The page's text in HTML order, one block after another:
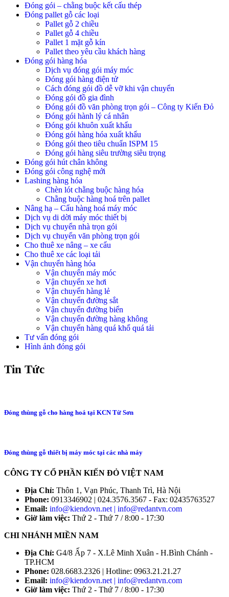
Đóng gói – chằng buộc kết cấu thép
Đóng pallet gỗ các loại
Pallet gỗ 2 chiều
Pallet gỗ 4 chiều
Pallet 1 mặt gỗ kín
Pallet theo yêu cầu khách hàng
Đóng gói hàng hóa
Dịch vụ đóng gói máy móc
Đóng gói hàng điện tử
Cách đóng gói đồ dễ vỡ khi vận chuyển
Đóng gói đồ gia đình
Đóng gói đồ văn phòng trọn gói – Công ty Kiến Đỏ
Đóng gói hành lý cá nhân
Đóng gói khuôn xuất khẩu
Đóng gói hàng hóa xuất khẩu
Đóng gói theo tiêu chuẩn ISPM 15
Đóng gói hàng siêu trường siêu trọng
Đóng gói hút chân không
Đóng gói công nghệ mới
Lashing hàng hóa
Chèn lót chằng buộc hàng hóa
Chằng buộc hàng hoá trên pallet
Nâng hạ – Cẩu hàng hoá máy móc
Dịch vụ di dời máy móc thiết bị
Dịch vụ chuyển nhà trọn gói
Dịch vụ chuyển văn phòng trọn gói
Cho thuê xe nâng – xe cẩu
Cho thuê xe các loại tải
Vận chuyển hàng hóa
Vận chuyển máy móc
Vận chuyển xe hơi
Vận chuyển hàng lẻ
Vận chuyển đường sắt
Vận chuyển đường biển
Vận chuyển đường hàng không
Vận chuyển hàng quá khổ quá tải
Tư vấn đóng gói
Hình ảnh đóng gói
Tin Tức
Đóng thùng gỗ cho hàng hoá tại KCN Từ Sơn
Đóng thùng gỗ thiết bị máy móc tại các nhà máy
CÔNG TY CỔ PHẦN KIẾN ĐỎ VIỆT NAM
Địa Chỉ: Thôn 1, Vạn Phúc, Thanh Trì, Hà Nội
Phone: 0913346902 | 024.3576.3567 - Fax: 02435763527
Email: info@kiendovn.net | info@redantvn.com
Giờ làm việc: Thứ 2 - Thứ 7 / 8:00 - 17:30
CHI NHÁNH MIỀN NAM
Địa Chỉ: G4/8 Ấp 7 - X.Lê Minh Xuân - H.Bình Chánh -
TP.HCM
Phone: 028.6683.2326 | Hotline: 0963.21.21.27
Email: info@kiendovn.net | info@redantvn.com
Giờ làm việc: Thứ 2 - Thứ 7 / 8:00 - 17:30